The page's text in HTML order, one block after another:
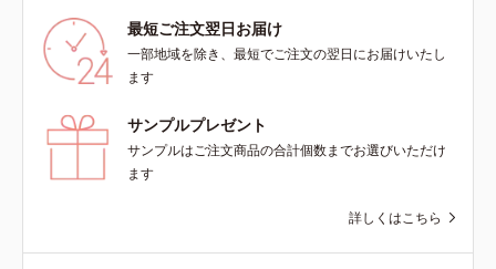
最短ご注文翌日お届け
一部地域を除き、最短でご注文の翌日にお届けいたし
ます
サンプルプレゼント
サンプルはご注文商品の合計個数までお選びいただけ
ます
詳しくはこちら